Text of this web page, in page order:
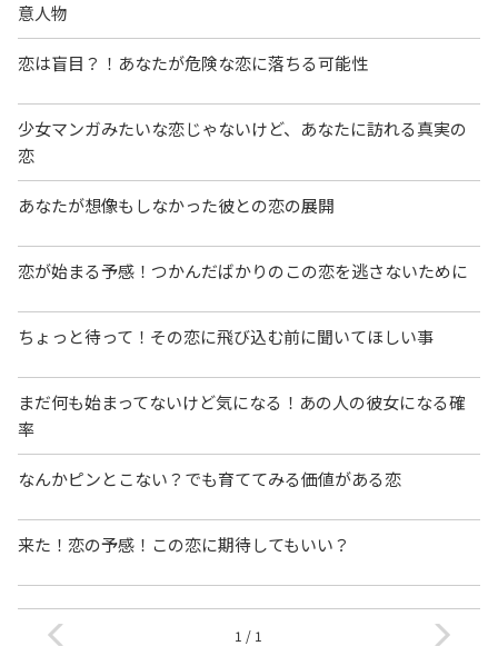
意人物
恋は盲目？！あなたが危険な恋に落ちる可能性
少女マンガみたいな恋じゃないけど、あなたに訪れる真実の
恋
あなたが想像もしなかった彼との恋の展開
恋が始まる予感！つかんだばかりのこの恋を逃さないために
ちょっと待って！その恋に飛び込む前に聞いてほしい事
まだ何も始まってないけど気になる！あの人の彼女になる確
率
なんかピンとこない？でも育ててみる価値がある恋
来た！恋の予感！この恋に期待してもいい？
1 / 1